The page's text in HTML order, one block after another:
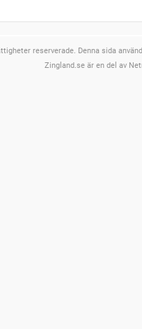
reserverade. Denna sida
Zingland.se är en del av